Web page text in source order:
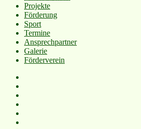
Projekte
Förderung
Sport
Termine
Ansprechpartner
Galerie
Förderverein